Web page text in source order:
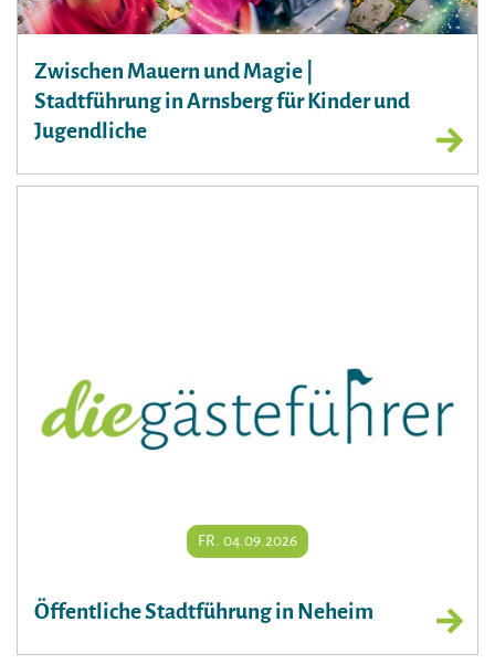
Zwischen Mauern und Magie |
Stadtführung in Arnsberg für Kinder und
Jugendliche
FR. 04.09.2026
Öffentliche Stadtführung in Neheim